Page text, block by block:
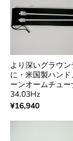
より深いグラウ
に・米国製ハン
ーンオームチュー
34.03Hz
¥16,940